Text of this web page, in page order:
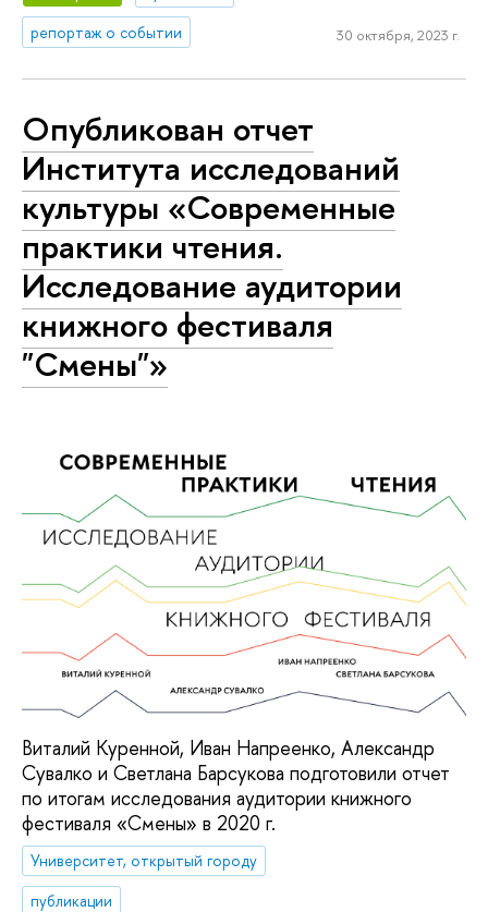
репортаж о событии
30 октября, 2023 г.
Опубликован отчет
Института исследований
культуры «Современные
практики чтения.
Исследование аудитории
книжного фестиваля
"Смены"»
Виталий Куренной, Иван Напреенко, Александр
Сувалко и Светлана Барсукова подготовили отчет
по итогам исследования аудитории книжного
фестиваля «Смены» в 2020 г.
Университет, открытый городу
публикации